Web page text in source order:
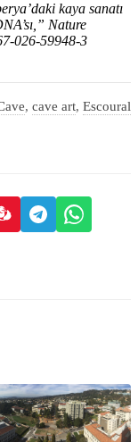
kaya sanatı
Nature
026-59948-3
, cave art, Escoural